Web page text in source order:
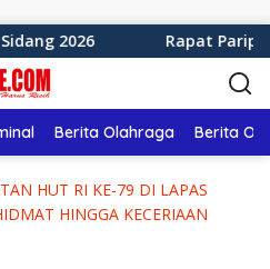
Rapat Paripurna
Berita Olahraga Berita
HUT RI KE-79 DI LAPAS
HINGGA KECERIAAN